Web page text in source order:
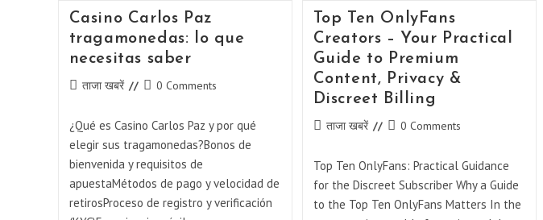
Casino Carlos Paz
tragamonedas: lo que
necesitas saber
Postताजा खबरें
Post0 Comments
¿Qué es Casino Carlos Paz y por qué
elegir sus tragamonedas?Bonos de
bienvenida y requisitos de
apuestaMétodos de pago y velocidad de
retirosProceso de registro y verificación
Top Ten OnlyFans
Creators – Your Practical
Guide to Premium
Content, Privacy &
Discreet Billing
Postताजा खबरें
Post0 Comments
Top Ten OnlyFans: Practical Guidance
for the Discreet Subscriber Why a Guide
to the Top Ten OnlyFans Matters In the